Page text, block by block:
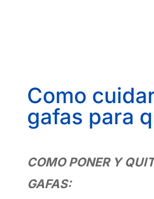
Como
gafas para
COMO PONER Y
GAFAS: